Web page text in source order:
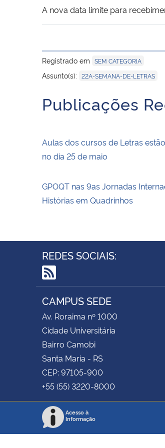
A nova data limite para
Registrado em SEM CATEGORIA
Assunto(s): 22A-SEMANA-DE-LETRAS
Publicações
Aulas dos cursos de Letras
no dia 25 de maio
GPOQT nas 9as Jornadas
Histórias em Quadrinhos
REDES SOCIAIS:
RSS
CAMPUS SEDE
Av. Roraima nº 1000
Cidade Universitária
Bairro Camobi
Santa Maria - RS
CEP: 97105-900
+55 (55) 3220-8000
Acesso à
Informação